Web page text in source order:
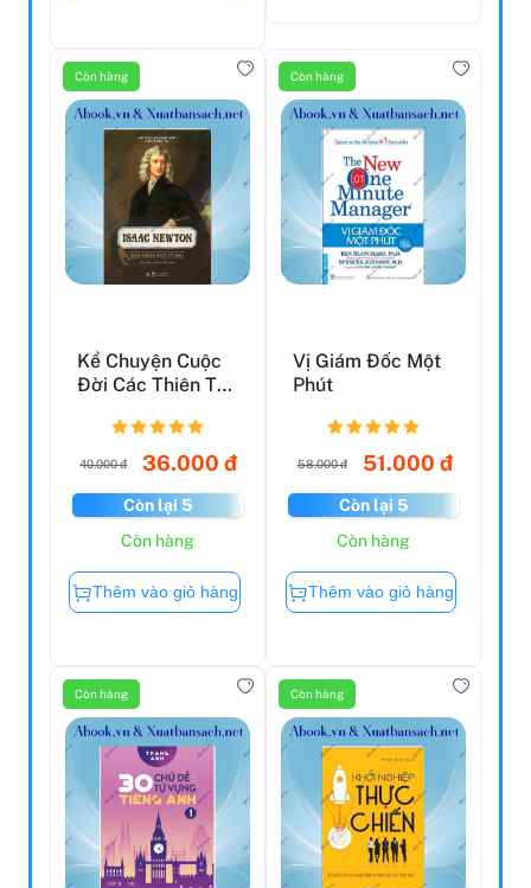
Còn hàng
Kể Chuyện Cuộc
Đời Các Thiên Tài:
40.000 đ 36.000 đ
Còn lại 5
Còn hàng
Thêm vào giỏ hàng
Còn hàng
Vị Giám Đốc Một
Phút
58.000 đ 51.000 đ
Còn lại 5
Còn hàng
Thêm vào giỏ hàng
Còn hàng Còn hàng